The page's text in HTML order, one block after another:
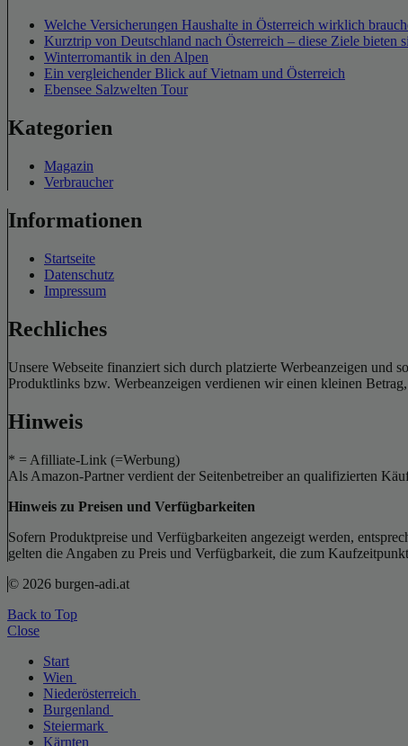
Welche Versicherungen Haushalte in Österreich wirklich
Kurztrip von Deutschland nach Österreich – diese Ziele bieten
Winterromantik in den Alpen
Ein vergleichender Blick auf Vietnam und Österreich
Ebensee Salzwelten Tour
Kategorien
Magazin
Verbraucher
Informationen
Startseite
Datenschutz
Impressum
Rechliches
Unsere Webseite finanziert sich durch platzierte Werbeanzeigen
Produktlinks bzw. Werbeanzeigen verdienen wir einen kleinen
Hinweis
* = Afilliate-Link (=Werbung)
Als Amazon-Partner verdient der Seitenbetreiber an qualifizierten
Hinweis zu Preisen und Verfügbarkeiten
Sofern Produktpreise und Verfügbarkeiten angezeigt werden,
gelten die Angaben zu Preis und Verfügbarkeit, die zum
© 2026 burgen-adi.at
Back to Top
Close
Start
Wien
Niederösterreich
Burgenland
Steiermark
Kärnten